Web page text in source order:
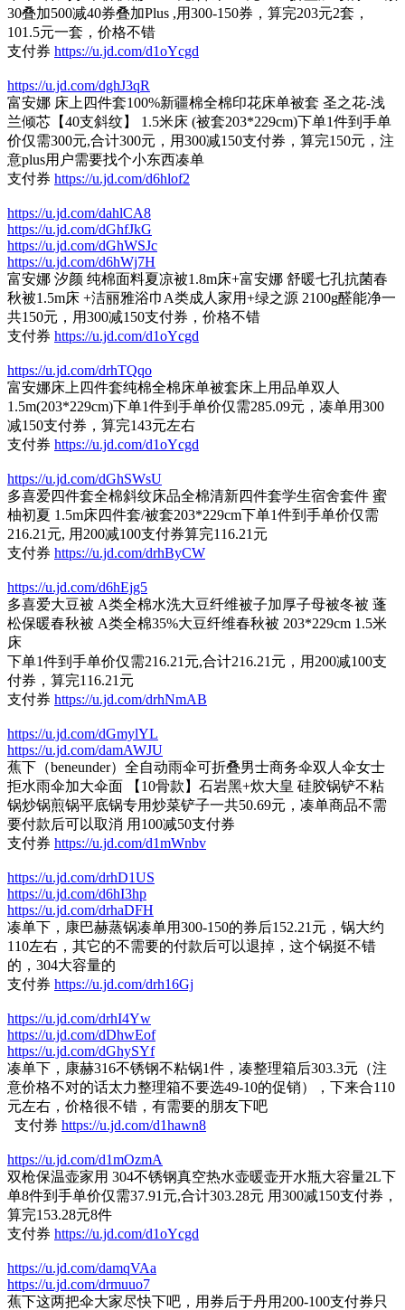
30叠加500减40券叠加Plus ,用300-150券，算完203元2套，
101.5元一套，价格不错
支付券 https://u.jd.com/d1oYcgd
https://u.jd.com/dghJ3qR
富安娜 床上四件套100%新疆棉全棉印花床单被套 圣之花-浅
兰倾芯【40支斜纹】 1.5米床 (被套203*229cm)下单1件到手单
价仅需300元,合计300元，用300减150支付券，算完150元，注
意plus用户需要找个小东西凑单
支付券 https://u.jd.com/d6hlof2
https://u.jd.com/dahlCA8
https://u.jd.com/dGhfJkG
https://u.jd.com/dGhWSJc
https://u.jd.com/d6hWj7H
富安娜 汐颜 纯棉面料夏凉被1.8m床+富安娜 舒暖七孔抗菌春
秋被1.5m床 +洁丽雅浴巾A类成人家用+绿之源 2100g醛能净一
共150元，用300减150支付券，价格不错
支付券 https://u.jd.com/d1oYcgd
https://u.jd.com/drhTQqo
富安娜床上四件套纯棉全棉床单被套床上用品单双人
1.5m(203*229cm)下单1件到手单价仅需285.09元，凑单用300
减150支付券，算完143元左右
支付券 https://u.jd.com/d1oYcgd
https://u.jd.com/dGhSWsU
多喜爱四件套全棉斜纹床品全棉清新四件套学生宿舍套件 蜜
柚初夏 1.5m床四件套/被套203*229cm下单1件到手单价仅需
216.21元, 用200减100支付券算完116.21元
支付券 https://u.jd.com/drhByCW
https://u.jd.com/d6hEjg5
多喜爱大豆被 A类全棉水洗大豆纤维被子加厚子母被冬被 蓬
松保暖春秋被 A类全棉35%大豆纤维春秋被 203*229cm 1.5米
床
下单1件到手单价仅需216.21元,合计216.21元，用200减100支
付券，算完116.21元
支付券 https://u.jd.com/drhNmAB
https://u.jd.com/dGmylYL
https://u.jd.com/damAWJU
蕉下（beneunder）全自动雨伞可折叠男士商务伞双人伞女士
拒水雨伞加大伞面 【10骨款】石岩黑+炊大皇 硅胶锅铲不粘
锅炒锅煎锅平底锅专用炒菜铲子一共50.69元，凑单商品不需
要付款后可以取消 用100减50支付券
支付券 https://u.jd.com/d1mWnbv
https://u.jd.com/drhD1US
https://u.jd.com/d6hI3hp
https://u.jd.com/drhaDFH
凑单下，康巴赫蒸锅凑单用300-150的券后152.21元，锅大约
110左右，其它的不需要的付款后可以退掉，这个锅挺不错
的，304大容量的
支付券 https://u.jd.com/drh16Gj
https://u.jd.com/drhI4Yw
https://u.jd.com/dDhwEof
https://u.jd.com/dGhySYf
凑单下，康赫316不锈钢不粘锅1件，凑整理箱后303.3元（注
意价格不对的话太力整理箱不要选49-10的促销），下来合110
元左右，价格很不错，有需要的朋友下吧
支付券 https://u.jd.com/d1hawn8
https://u.jd.com/d1mOzmA
双枪保温壶家用 304不锈钢真空热水壶暖壶开水瓶大容量2L下
单8件到手单价仅需37.91元,合计303.28元 用300减150支付券，
算完153.28元8件
支付券 https://u.jd.com/d1oYcgd
https://u.jd.com/damqVAa
https://u.jd.com/drmuuo7
蕉下这两把伞大家尽快下吧，用券后于丹用200-100支付券只